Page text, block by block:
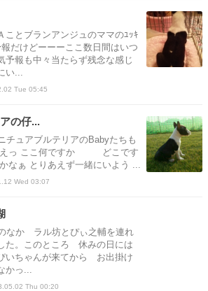
ことブランアンジュのママのﾕｯｷ
だけどーーーここ数日間はいつ
予報も中々当たらず残念な感じ
い...
Tue 05:45
の仔...
チュアブルテリアのBabyたちも
えっ ここ何ですか どこです
なぁ とりあえず一緒にいよう ...
Wed 03:07
なか ラル坊とぴぃ之輔を連れ
た。このところ 休みの日には
いちゃんが来てから お出掛け
かっ...
Thu 00:20